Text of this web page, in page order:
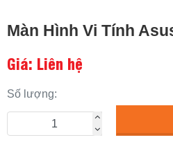
Màn Hình Vi Tính
Giá: Liên hệ
Số lượng: